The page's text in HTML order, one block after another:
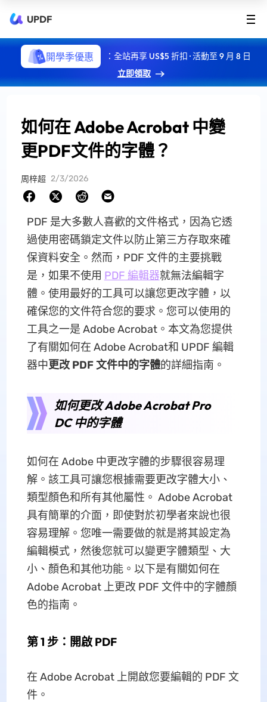
UPDF
開學季優惠
：全站再享 US$5 折扣 · 活動至 9 月 8 日
立即領取
如何在 Adob​​e Acrobat 中變
更PDF文件的字體？
周梓超 2/3/2026
PDF 是大多數人喜歡的文件格式，因為它透
過使用密碼鎖定文件以防止第三方存取來確
保資料安全。然而，PDF 文件的主要挑戰
是，如果不使用 PDF 編輯器就無法編輯字
體。使用最好的工具可以讓您更改字體，以
確保您的文件符合您的要求。您可以使用的
工具之一是 Adob​​e Acrobat。本文為您提供
了有關如何在 Adob​​e Acrobat和 UPDF 編輯
器中更改 PDF 文件中的字體的詳細指南。
如何更改 Adob​​e Acrobat Pro
DC 中的字體
如何在 Adob​​e 中更改字體的步驟很容易理
解。該工具可讓您根據需要更改字體大小、
類型顏色和所有其他屬性。 Adobe Acrobat
具有簡單的介面，即使對於初學者來說也很
容易理解。您唯一需要做的就是將其設定為
編輯模式，然後您就可以變更字體類型、大
小、顏色和其他功能。以下是有關如何在
Adob​​e Acrobat 上更改 PDF 文件中的字體顏
色的指南。
第 1 步：開啟 PDF
在 Adob​​e Acrobat 上開啟您要編輯的 PDF 文
件。